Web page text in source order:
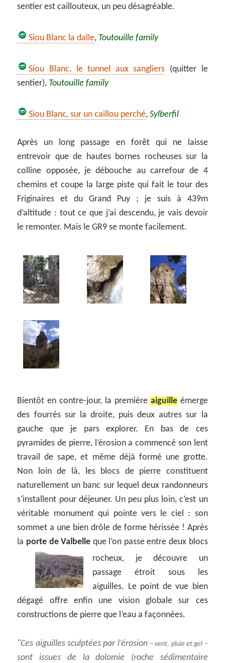
sentier est caillouteux, un peu désagréable.
Siou Blanc la dalle, Toutouille family
Siou Blanc, le tunnel aux sangliers (quitter le
sentier), Toutouille family
Siou Blanc, sur un caillou perché,Sylberfil
Après un long passage en forêt qui ne laisse
entrevoir que de hautes bornes rocheuses sur la
colline opposée, je débouche au carrefour de 4
chemins et coupe la large piste qui fait le tour des
Friginaires et du Grand Puy ; je suis à 439m
d’altitude : tout ce que j’ai descendu, je vais devoir
le remonter. Mais le GR9 se monte facilement.
Bientôt en contre-jour, la première aiguilleémerge
des fourrés sur la droite, puis deux autres sur la
gauche que je pars explorer. En bas de ces
pyramides de pierre, l’érosion a commencé son lent
travail de sape, et même déjà formé une grotte.
Non loin de là, les blocs de pierre constituent
naturellement un banc sur lequel deux randonneurs
s’installent pour déjeuner. Un peu plus loin, c’est un
véritable monument qui pointe vers le ciel : son
sommet a une bien drôle de forme hérissée ! Après
la porte de Valbelle que l’on passe entre deux blocs
rocheux, je découvre un
passage étroit sous les
aiguilles. Le point de vue bien
dégagé offre enfin une vision globale sur ces
constructions de pierre que l’eau a façonnées.
Ces aiguilles sculptées par l’érosion – vent, pluie et gel –
sont issues de la dolomie (roche sédimentaire